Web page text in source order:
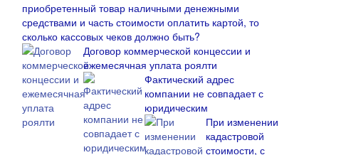
приобретенный товар наличными денежными
средствами и часть стоимости оплатить картой, то
сколько кассовых чеков должно быть?
Договор коммерческой концессии и
ежемесячная уплата роялти
Фактический адрес
компании не совпадает с
юридическим
При изменении
кадастровой
стоимости, с